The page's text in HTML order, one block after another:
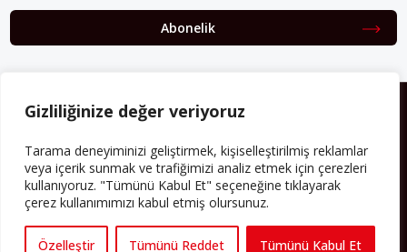
Gizliliğinize değer veriyoruz
Tarama deneyiminizi geliştirmek, kişiselleştirilmiş reklamlar
veya içerik sunmak ve trafiğimizi analiz etmek için çerezleri
kullanıyoruz. "Tümünü Kabul Et" seçeneğine tıklayarak
çerez kullanımımızı kabul etmiş olursunuz.
Özelleştir Tümünü Reddet Tümünü Kabul Et
Abonelik
HAKKIMIZDA
Avrupa’ya işçi göçü yarım asrı ardında bırakırken Müslümanlar da
bulundukları ülkelerde kalıcı hâle geldiler. Bu durum “vatan”,
“aidiyet”, “İslam” ve “Avrupa” gibi birçok kavramın çift taraflı olarak
sorgulanmasına neden oldu. Avrupa’da yerleşik bir Müslüman
cemaatin oluşması, hem yerleşik kültür ve siyasi düzen için, hem
de Müslümanlar için yeni sorulara da kapı araladı.